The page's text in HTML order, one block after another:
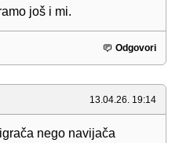
još i mi.
Odgovori
13.04.26. 19:14
nego navijača